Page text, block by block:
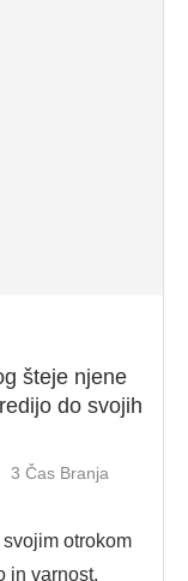
šteje njene
do svojih
3 Čas Branja
otrokom
in varnost.